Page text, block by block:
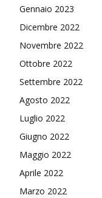
Gennaio 2023
Dicembre 2022
Novembre 2022
Ottobre 2022
Settembre 2022
Agosto 2022
Luglio 2022
Giugno 2022
Maggio 2022
Aprile 2022
Marzo 2022